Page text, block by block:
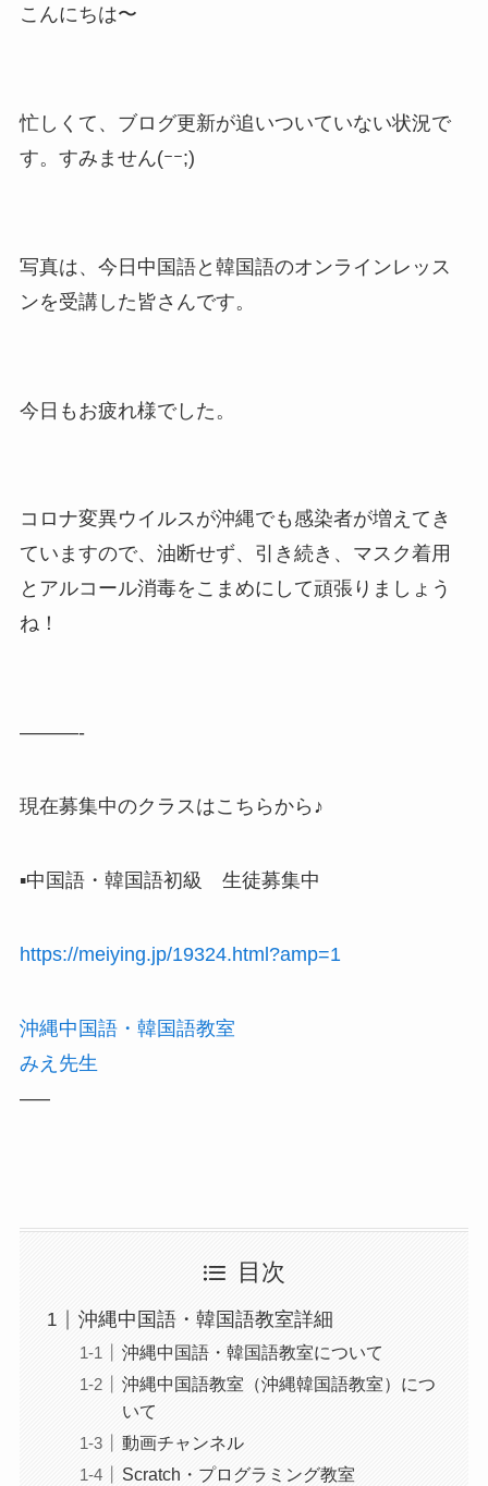
こんにちは〜
忙しくて、ブログ更新が追いついていない状況で
す。すみません(ｰｰ;)
写真は、今日中国語と韓国語のオンラインレッス
ンを受講した皆さんです。
今日もお疲れ様でした。
コロナ変異ウイルスが沖縄でも感染者が増えてき
ていますので、油断せず、引き続き、マスク着用
とアルコール消毒をこまめにして頑張りましょう
ね！
———-
現在募集中のクラスはこちらから♪
▪️中国語・韓国語初級 生徒募集中
https://meiying.jp/19324.html?amp=1
沖縄中国語・韓国語教室
みえ先生
—–
目次
沖縄中国語・韓国語教室詳細
沖縄中国語・韓国語教室について
沖縄中国語教室（沖縄韓国語教室）につ
いて
動画チャンネル
Scratch・プログラミング教室